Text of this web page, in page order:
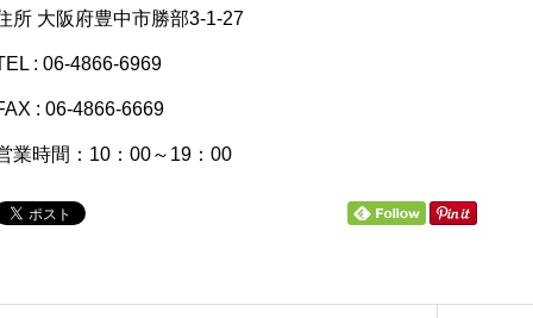
所 大阪府豊中市勝部3-1-27
: 06-4866-6969
: 06-4866-6669
業時間：10：00～19：00